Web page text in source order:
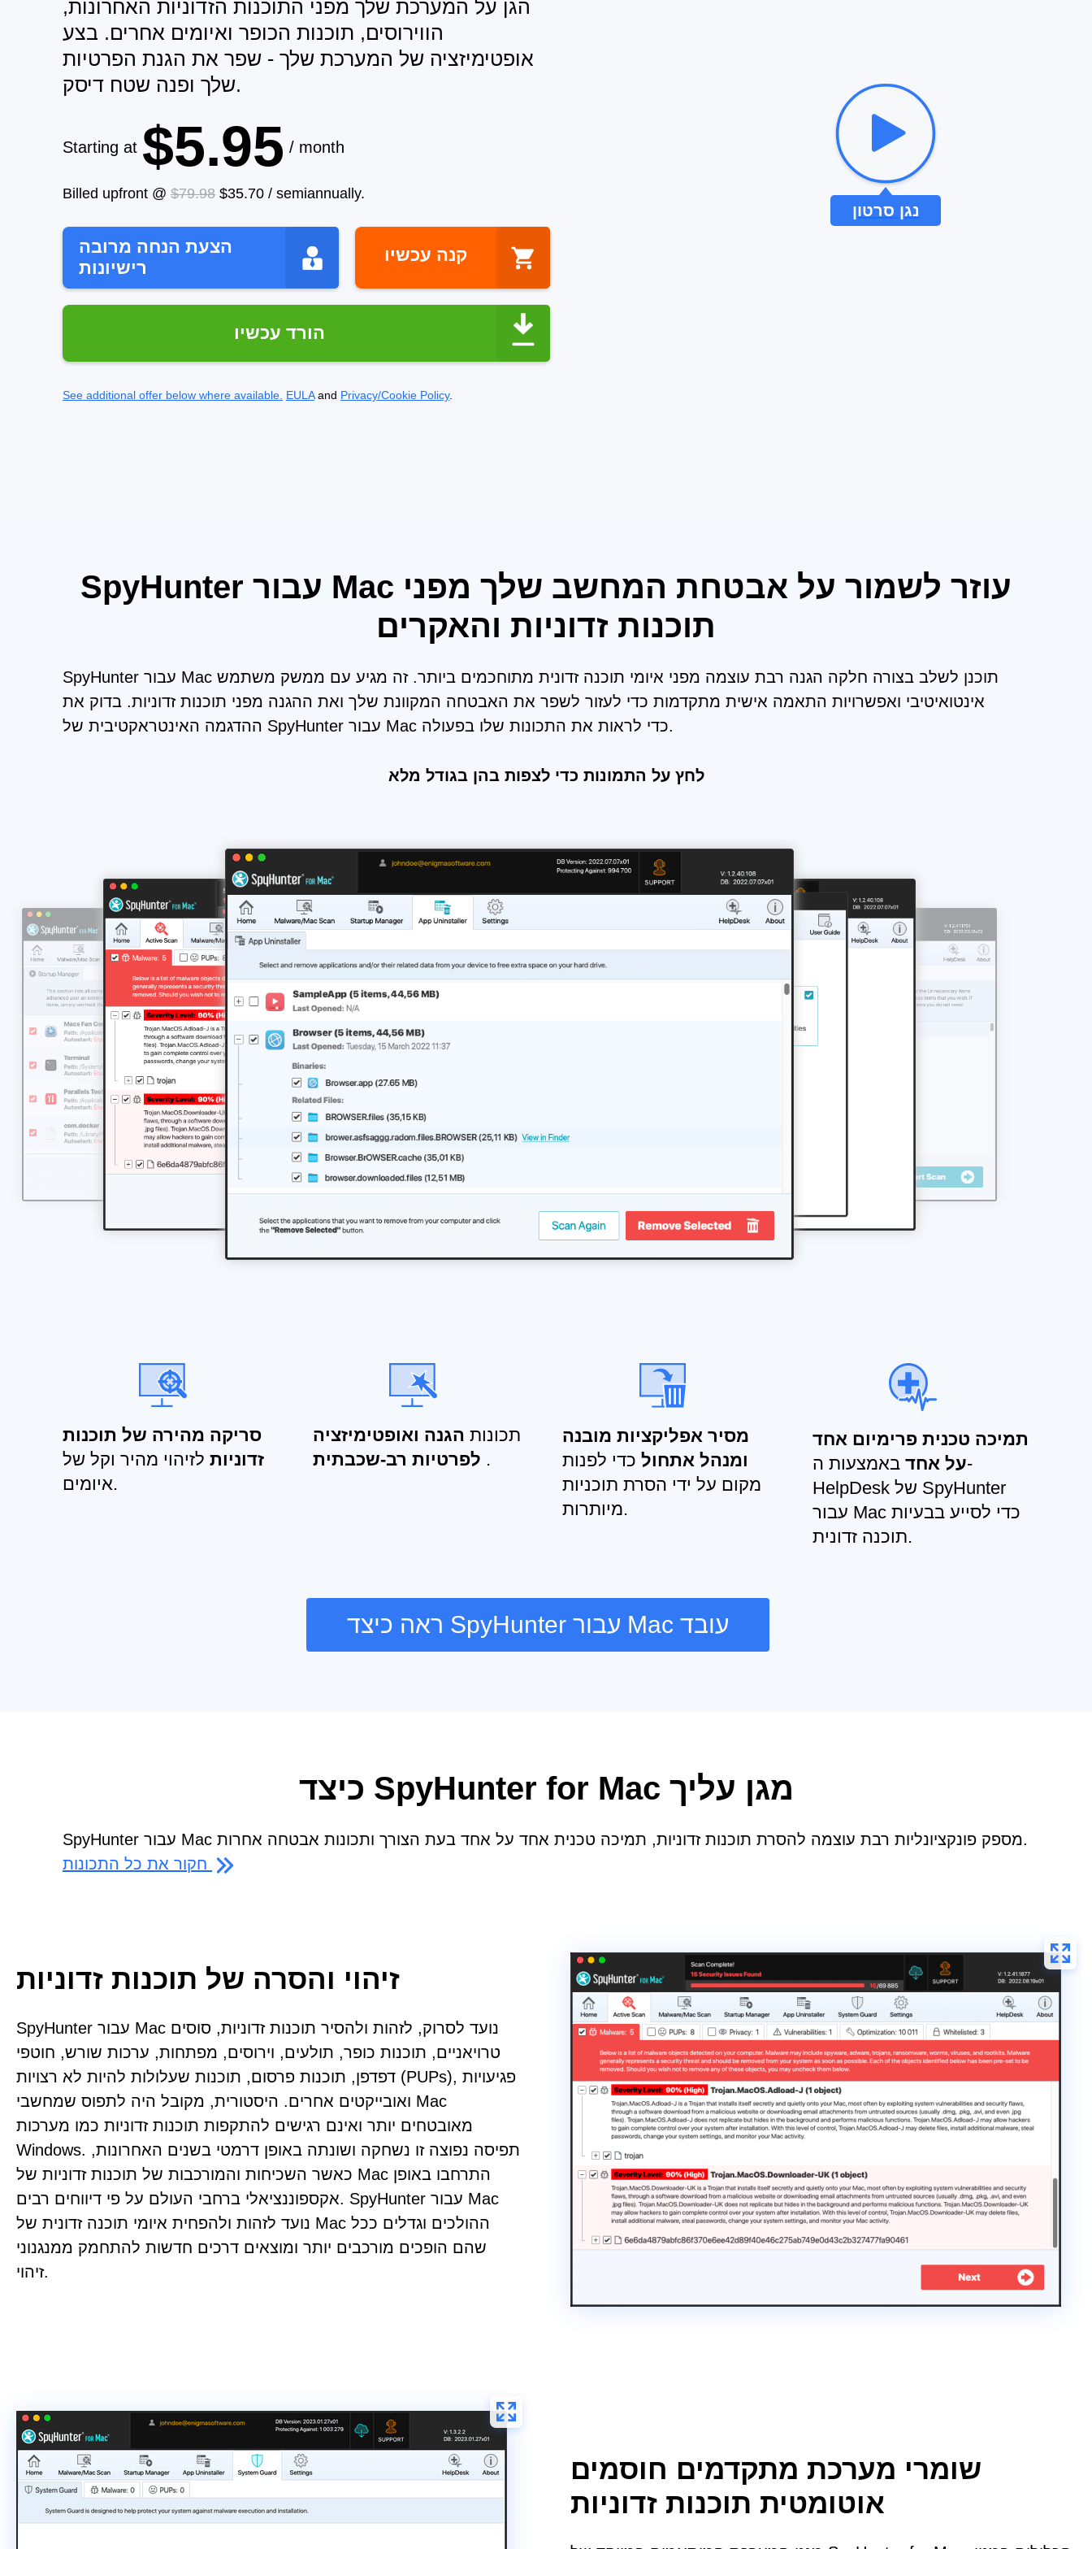
הגן על המערכת שלך מפני התוכנות הזדוניות האחרונות,
הווירוסים, תוכנות הכופר ואיומים אחרים. בצע
אופטימיזציה של המערכת שלך - שפר את הגנת הפרטיות
שלך ופנה שטח דיסק.
Starting at $5.95 / month
Billed upfront @ $79.98 $35.70 / semiannually.
הצעת הנחה מרובה
רישיונות
קנה עכשיו
הורד עכשיו
See additional offer below where available. EULAand Privacy/Cookie Policy.
נגן סרטון
SpyHunter עבור Mac עוזר לשמור על אבטחת המחשב שלך מפני
תוכנות זדוניות והאקרים
SpyHunter עבור Mac תוכנן לשלב בצורה חלקה הגנה רבת עוצמה מפני איומי תוכנה זדונית מתוחכמים ביותר. זה מגיע עם ממשק משתמש
אינטואיטיבי ואפשרויות התאמה אישית מתקדמות כדי לעזור לשפר את האבטחה המקוונת שלך ואת ההגנה מפני תוכנות זדוניות. בדוק את
ההדגמה האינטראקטיבית של SpyHunter עבור Mac כדי לראות את התכונות שלו בפעולה.
לחץ על התמונות כדי לצפות בהן בגודל מלא
סריקה מהירה של תוכנות
זדוניות לזיהוי מהיר וקל של
איומים.
תכונות הגנה ואופטימיזציה
לפרטיות רב-שכבתית .
מסיר אפליקציות מובנה
ומנהל אתחול כדי לפנות
מקום על ידי הסרת תוכניות
מיותרות.
תמיכה טכנית פרימיום אחד
על אחד באמצעות ה-
HelpDesk של SpyHunter
עבור Mac כדי לסייע בבעיות
תוכנה זדונית.
ראה כיצד SpyHunter עבור Mac עובד
כיצד SpyHunter for Mac מגן עליך
SpyHunter עבור Mac מספק פונקציונליות רבת עוצמה להסרת תוכנות זדוניות, תמיכה טכנית אחד על אחד בעת הצורך ותכונות אבטחה אחרות.
זיהוי והסרה של תוכנות זדוניות
SpyHunter עבור Mac נועד לסרוק, לזהות ולהסיר תוכנות זדוניות, סוסים
טרויאניים, תוכנות כופר, תולעים, וירוסים, מפתחות, ערכות שורש, חוטפי
דפדפן, תוכנות פרסום, תוכנות שעלולות להיות לא רצויות (PUPs), פגיעויות
ואובייקטים אחרים. היסטורית, מקובל היה לתפוס שמחשבי Mac
מאובטחים יותר ואינם רגישים להתקפות תוכנות זדוניות כמו מערכות
Windows. תפיסה נפוצה זו נשחקה ושונתה באופן דרמטי בשנים האחרונות,
כאשר השכיחות והמורכבות של תוכנות זדוניות של Mac התרחבו באופן
אקספוננציאלי ברחבי העולם על פי דיווחים רבים. SpyHunter עבור Mac
נועד לזהות ולהפחית איומי תוכנה זדונית של Mac ההולכים וגדלים ככל
שהם הופכים מורכבים יותר ומוצאים דרכים חדשות להתחמק ממנגנוני
זיהוי.
שומרי מערכת מתקדמים חוסמים
אוטומטית תוכנות זדוניות